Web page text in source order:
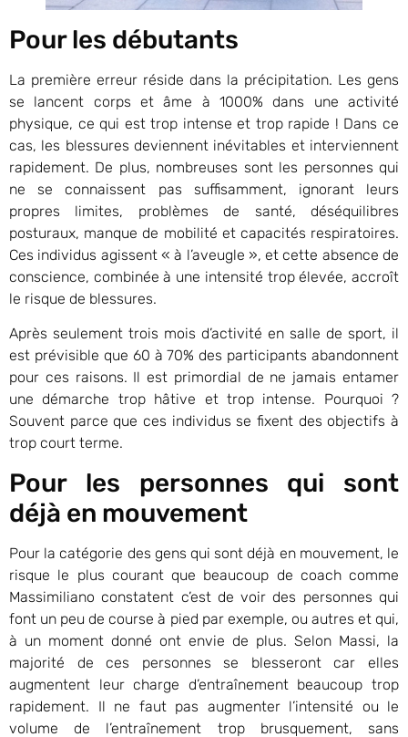
Pour les débutants
La première erreur réside dans la précipitation. Les gens
se lancent corps et âme à 1000% dans une activité
physique, ce qui est trop intense et trop rapide ! Dans ce
cas, les blessures deviennent inévitables et interviennent
rapidement. De plus, nombreuses sont les personnes qui
ne se connaissent pas suffisamment, ignorant leurs
propres limites, problèmes de santé, déséquilibres
posturaux, manque de mobilité et capacités respiratoires.
Ces individus agissent « à l’aveugle », et cette absence de
conscience, combinée à une intensité trop élevée, accroît
le risque de blessures.
Après seulement trois mois d’activité en salle de sport, il
est prévisible que 60 à 70% des participants abandonnent
pour ces raisons. Il est primordial de ne jamais entamer
une démarche trop hâtive et trop intense. Pourquoi ?
Souvent parce que ces individus se fixent des objectifs à
trop court terme.
Pour les personnes qui sont
déjà en mouvement
Pour la catégorie des gens qui sont déjà en mouvement, le
risque le plus courant que beaucoup de coach comme
Massimiliano constatent c’est de voir des personnes qui
font un peu de course à pied par exemple, ou autres et qui,
à un moment donné ont envie de plus. Selon Massi, la
majorité de ces personnes se blesseront car elles
augmentent leur charge d’entraînement beaucoup trop
rapidement. Il ne faut pas augmenter l’intensité ou le
volume de l’entraînement trop brusquement, sans